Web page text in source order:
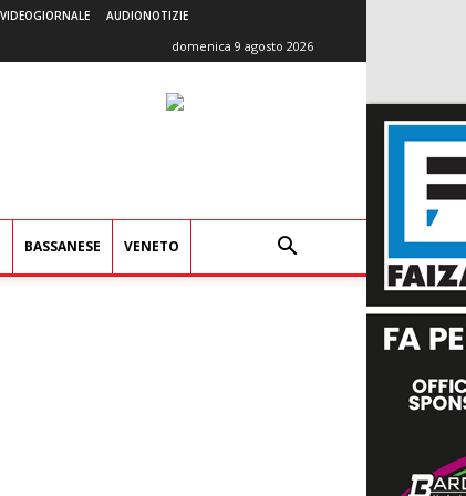
VIDEOGIORNALE AUDIONOTIZIE
domenica 9 agosto 2026
BASSANESE VENETO